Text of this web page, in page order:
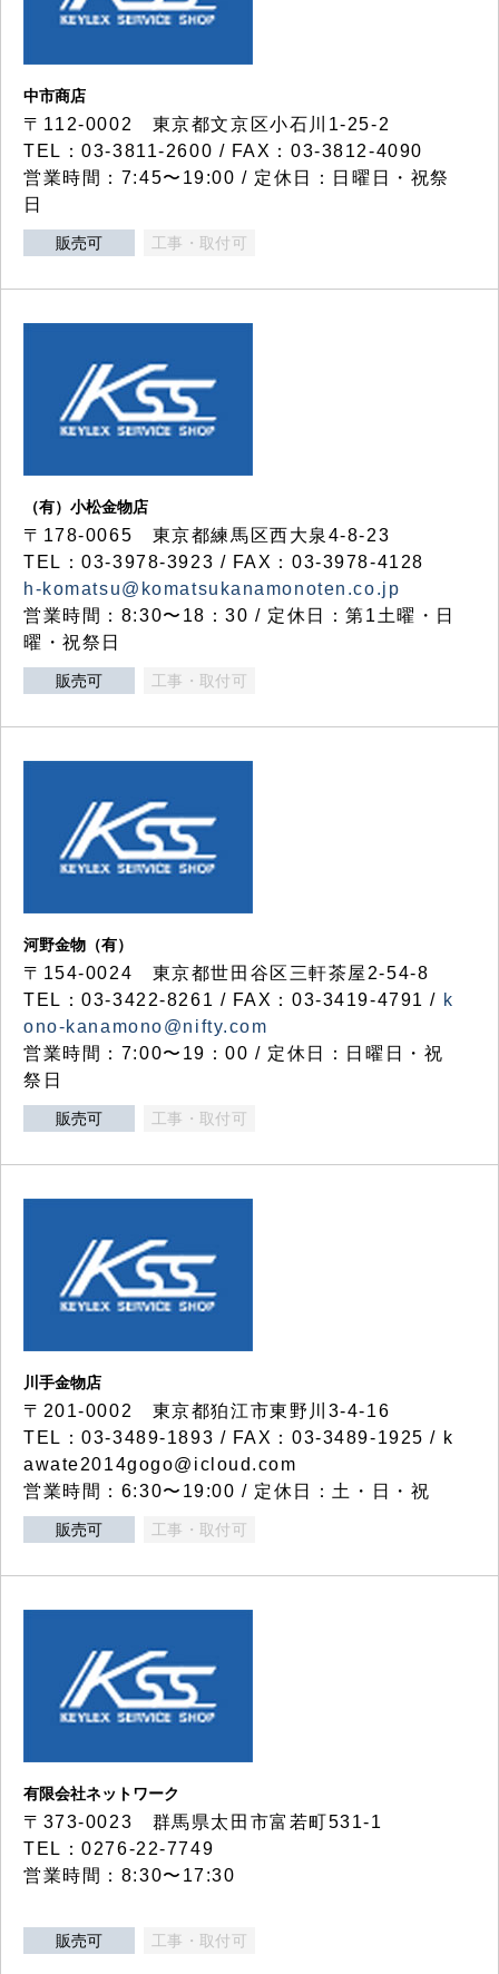
中市商店
〒112-0002 東京都文京区小石川1-25-2
TEL：03-3811-2600 / FAX：03-3812-4090
営業時間：7:45〜19:00 / 定休日：日曜日・祝祭
日
販売可 工事・取付可
（有）小松金物店
〒178-0065 東京都練馬区西大泉4-8-23
TEL：03-3978-3923 / FAX：03-3978-4128
h-komatsu@komatsukanamonoten.co.jp
営業時間：8:30〜18：30 / 定休日：第1土曜・日
曜・祝祭日
販売可 工事・取付可
河野金物（有）
〒154-0024 東京都世田谷区三軒茶屋2-54-8
TEL：03-3422-8261 / FAX：03-3419-4791 / k
ono-kanamono@nifty.com
営業時間：7:00〜19：00 / 定休日：日曜日・祝
祭日
販売可 工事・取付可
川手金物店
〒201-0002 東京都狛江市東野川3-4-16
TEL：03-3489-1893 / FAX：03-3489-1925 / k
awate2014gogo@icloud.com
営業時間：6:30〜19:00 / 定休日：土・日・祝
販売可 工事・取付可
有限会社ネットワーク
〒373-0023 群馬県太田市富若町531-1
TEL：0276-22-7749
営業時間：8:30〜17:30
販売可 工事・取付可